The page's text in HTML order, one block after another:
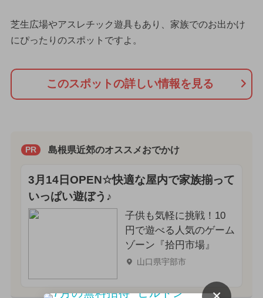
芝生広場やアスレチック遊具もあり、家族でのお出かけ
にぴったりのスポットですよ。
このスポットの詳しい情報を見る
PR 島根県近郊のオススメおでかけ
3月14日OPEN☆快適な屋内で家族揃って
いっぱい遊ぼう♪
子供も気軽に挑戦！10
円で遊べる人気のゲーム
ゾーン『拾円市場』
山口県宇部市